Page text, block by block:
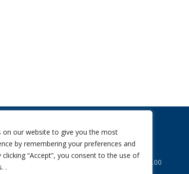
on our website to give you the most
by remembering your preferences and
clicking “Accept”, you consent to the use of
.
ORARI
Lunedì-Venerdì:
8.30 – 12.30 / 14.00 – 18.00